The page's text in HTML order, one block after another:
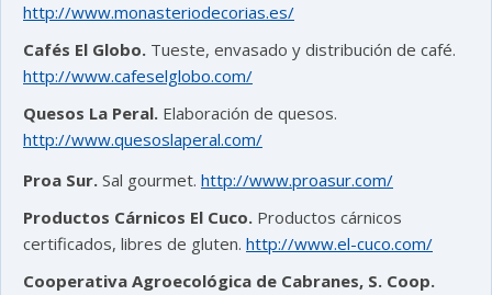
http://www.monasteriodecorias.es/
Cafés El Globo. Tueste, envasado y distribución de café.
http://www.cafeselglobo.com/
Quesos La Peral. Elaboración de quesos.
http://www.quesoslaperal.com/
Proa Sur. Sal gourmet. http://www.proasur.com/
Productos Cárnicos El Cuco. Productos cárnicos
certificados, libres de gluten. http://www.el-cuco.com/
Cooperativa Agroecológica de Cabranes, S. Coop.